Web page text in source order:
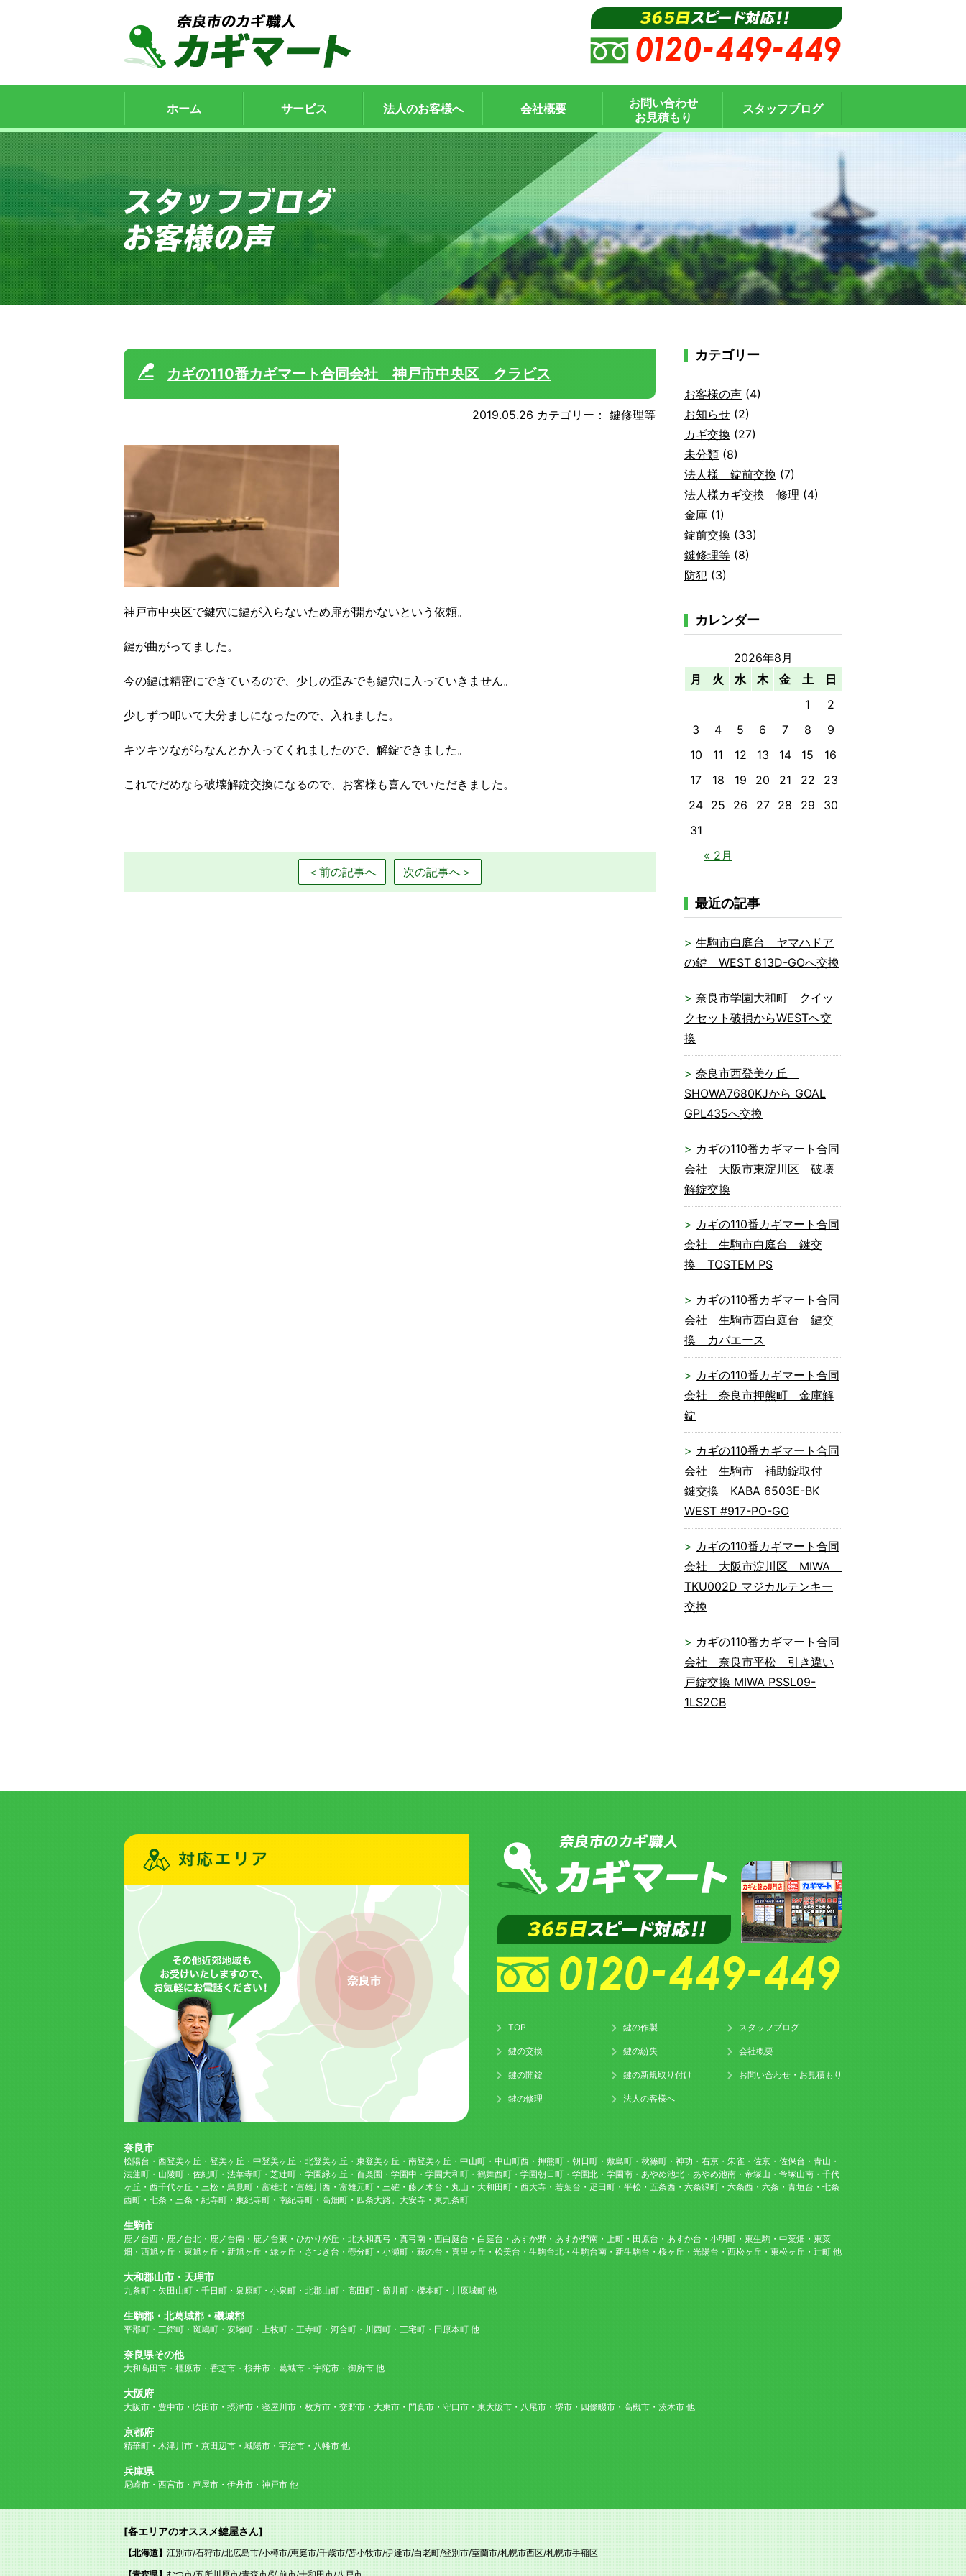
ホーム サービス 法人のお客様へ 会社概要
お問い合わせ
お見積もり
スタッフブログ
カギの110番カギマート合同会社 神戸市中央区 クラビス
2019.05.26 カテゴリー： 鍵修理等
神戸市中央区で鍵穴に鍵が入らないため扉が開かないという依頼。
鍵が曲がってました。
今の鍵は精密にできているので、少しの歪みでも鍵穴に入っていきません。
少しずつ叩いて大分ましになったので、入れました。
キツキツながらなんとか入ってくれましたので、解錠できました。
これでだめなら破壊解錠交換になるので、お客様も喜んでいただきました。
＜前の記事へ 次の記事へ＞
カテゴリー
お客様の声 (4)
お知らせ (2)
カギ交換 (27)
未分類 (8)
法人様 錠前交換 (7)
法人様カギ交換 修理 (4)
金庫 (1)
錠前交換 (33)
鍵修理等 (8)
防犯 (3)
カレンダー
2026年8月
月
火 水 木 金 土 日
« 2月
1
2
3
4 5 6 7 8
9
10
11 12 13 14 15
16
17
18 19 20 21 22
23
24 25 26 27 28 29
30
31
最近の記事
生駒市白庭台 ヤマハドア
の鍵 WEST 813D-GOへ交換
奈良市学園大和町 クイッ
クセット破損からWESTへ交
換
奈良市西登美ケ丘
SHOWA7680KJから GOAL
GPL435へ交換
カギの110番カギマート合同
会社 大阪市東淀川区 破壊
解錠交換
カギの110番カギマート合同
会社 生駒市白庭台 鍵交
換 TOSTEM PS
カギの110番カギマート合同
会社 生駒市西白庭台 鍵交
換 カバエース
カギの110番カギマート合同
会社 奈良市押熊町 金庫解
錠
カギの110番カギマート合同
会社 生駒市 補助錠取付
鍵交換 KABA 6503E-BK
WEST #917-PO-GO
カギの110番カギマート合同
会社 大阪市淀川区 MIWA
TKU002D マジカルテンキー
交換
カギの110番カギマート合同
会社 奈良市平松 引き違い
戸錠交換 MIWA PSSL09-
1LS2CB
TOP
鍵の交換
鍵の開錠
鍵の修理
鍵の作製
鍵の紛失
鍵の新規取り付け
法人の客様へ
スタッフブログ
会社概要
お問い合わせ・お見積もり
奈良市
松陽台・西登美ヶ丘・登美ヶ丘・中登美ヶ丘・北登美ヶ丘・東登美ヶ丘・南登美ヶ丘・中山町・中山町西・押熊町・朝日町・敷島町・秋篠町・神功・右京・朱雀・佐京・佐保台・青山・
法蓮町・山陵町・佐紀町・法華寺町・芝辻町・学園緑ヶ丘・百楽園・学園中・学園大和町・鶴舞西町・学園朝日町・学園北・学園南・あやめ池北・あやめ池南・帝塚山・帝塚山南・千代
ヶ丘・西千代ヶ丘・三松・鳥見町・富雄北・富雄川西・富雄元町・三確・藤ノ木台・丸山・大和田町・西大寺・若葉台・疋田町・平松・五条西・六条緑町・六条西・六条・青垣台・七条
西町・七条・三条・紀寺町・東紀寺町・南紀寺町・高畑町・四条大路。大安寺・東九条町
生駒市
鹿ノ台西・鹿ノ台北・鹿ノ台南・鹿ノ台東・ひかりが丘・北大和真弓・真弓南・西白庭台・白庭台・あすか野・あすか野南・上町・田原台・あすか台・小明町・東生駒・中菜畑・東菜
畑・西旭ヶ丘・東旭ヶ丘・新旭ヶ丘・緑ヶ丘・さつき台・壱分町・小瀬町・萩の台・喜里ヶ丘・松美台・生駒台北・生駒台南・新生駒台・桜ヶ丘・光陽台・西松ヶ丘・東松ヶ丘・辻町 他
大和郡山市・天理市
九条町・矢田山町・千日町・泉原町・小泉町・北郡山町・高田町・筒井町・櫟本町・川原城町 他
生駒郡・北葛城郡・磯城郡
平郡町・三郷町・斑鳩町・安堵町・上牧町・王寺町・河合町・川西町・三宅町・田原本町 他
奈良県その他
大和高田市・橿原市・香芝市・桜井市・葛城市・宇陀市・御所市 他
大阪府
大阪市・豊中市・吹田市・摂津市・寝屋川市・枚方市・交野市・大東市・門真市・守口市・東大阪市・八尾市・堺市・四條畷市・高槻市・茨木市 他
京都府
精華町・木津川市・京田辺市・城陽市・宇治市・八幡市 他
兵庫県
尼崎市・西宮市・芦屋市・伊丹市・神戸市 他
[各エリアのオススメ鍵屋さん]
【北海道】 江別市/石狩市/北広島市/小樽市/恵庭市/千歳市/苫小牧市/伊達市/白老町/登別市/室蘭市/札幌市西区/札幌市手稲区